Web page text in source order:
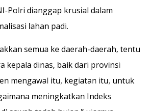
Polri dianggap krusial dalam
lahan padi.
semua ke daerah-daerah, tentu
kepala dinas, baik dari provinsi
mengawal itu, kegiatan itu, untuk
meningkatkan Indeks